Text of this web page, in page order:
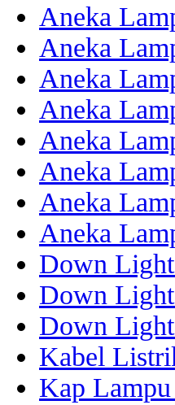
Aneka
Aneka
Aneka
Aneka
Aneka
Aneka
Aneka
Aneka
Down
Down
Down
Kabel
Kap